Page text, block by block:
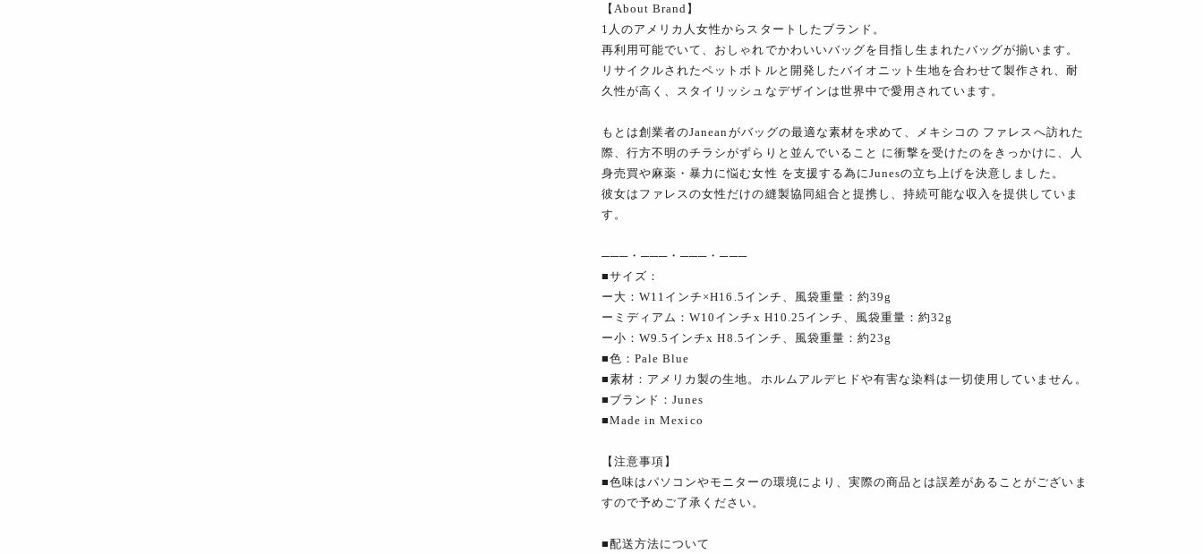
【About Brand】
1人のアメリカ人女性からスタートしたブランド。
再利用可能でいて、おしゃれでかわいいバッグを目指し生まれたバッグが揃います。
リサイクルされたペットボトルと開発したバイオニット生地を合わせて製作され、耐
久性が高く、スタイリッシュなデザインは世界中で愛用されています。
もとは創業者のJaneanがバッグの最適な素材を求めて、メキシコの ファレスへ訪れた
際、行方不明のチラシがずらりと並んでいること に衝撃を受けたのをきっかけに、人
身売買や麻薬・暴力に悩む女性 を支援する為にJunesの立ち上げを決意しました。
彼女はファレスの女性だけの縫製協同組合と提携し、持続可能な収入を提供していま
す。
───・───・───・───
■サイズ：
ー大：W11インチ×H16.5インチ、風袋重量：約39g
ーミディアム：W10インチx H10.25インチ、風袋重量：約32g
ー小：W9.5インチx H8.5インチ、風袋重量：約23g
■色：Pale Blue
■素材：アメリカ製の生地。ホルムアルデヒドや有害な染料は一切使用していません。
■ブランド：Junes
■Made in Mexico
【注意事項】
■色味はパソコンやモニターの環境により、実際の商品とは誤差があることがございま
すので予めご了承ください。
■配送方法について